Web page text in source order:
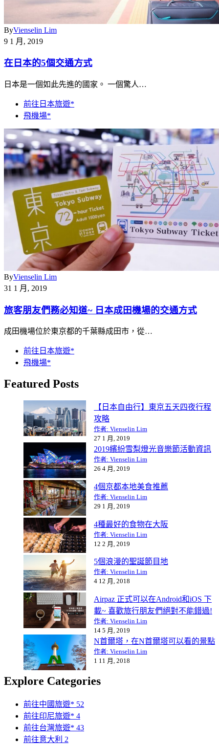
ByVienselin Lim
9 1 月, 2019
在日本的5個交通方式
日本是一個如此先進的國家。 一個驚人…
前往日本旅遊*
飛機場*
ByVienselin Lim
31 1 月, 2019
旅客朋友們務必知道~ 日本成田機場的交通方式
成田機場位於東京都的千葉縣成田市，從…
前往日本旅遊*
飛機場*
Featured Posts
【日本自由行】東京五天四夜行程
攻略
作者: Vienselin Lim
27 1 月, 2019
2019繽紛雪梨燈光音樂節活動資訊
作者: Vienselin Lim
26 4 月, 2019
4個京都本地美食推薦
作者: Vienselin Lim
29 1 月, 2019
4種最好的食物在大阪
作者: Vienselin Lim
12 2 月, 2019
5個浪漫的聖誕節目地
作者: Vienselin Lim
4 12 月, 2018
Airpaz 正式可以在Android和iOS 下
載~ 喜歡旅行朋友們絕對不能錯過!
作者: Vienselin Lim
14 5 月, 2019
N首爾塔，在N首爾塔可以看的景點
作者: Vienselin Lim
1 11 月, 2018
Explore Categories
前往中國旅遊* 52
前往印尼旅遊* 4
前往台灣旅遊* 43
前往意大利 2